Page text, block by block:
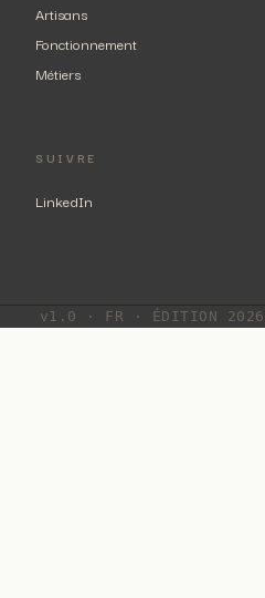
Artisans
Fonctionnement
Métiers
SUIVRE
LinkedIn
v1.0 · FR · ÉDITION 2026